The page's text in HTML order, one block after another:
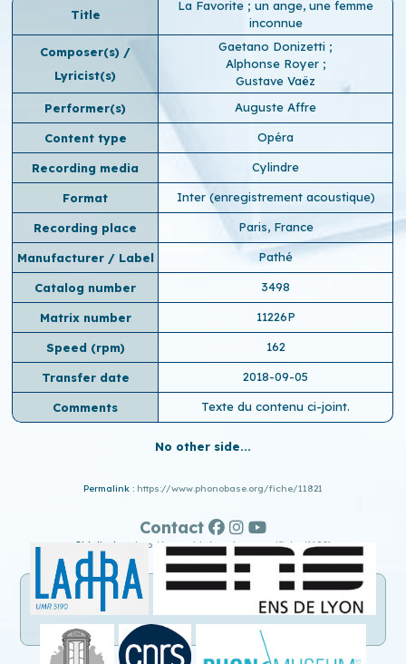
Title
La Favorite ; un ange, une femme
inconnue
Composer(s) /
Lyricist(s)
Gaetano Donizetti ;
Alphonse Royer ;
Gustave Vaëz
Performer(s)
Auguste Affre
Content type Opéra
Recording media Cylindre
Format Inter (enregistrement acoustique)
Recording place Paris, France
Manufacturer / Label Pathé
Catalog number 3498
Matrix number 11226P
Speed ​​(rpm) 162
Transfer date 2018-09-05
Comments Texte du contenu ci-joint.
No other side...
Permalink : https://www.phonobase.org/fiche/11821
Old display : http://www.old.phonobase.org/fiche/11821
Contact